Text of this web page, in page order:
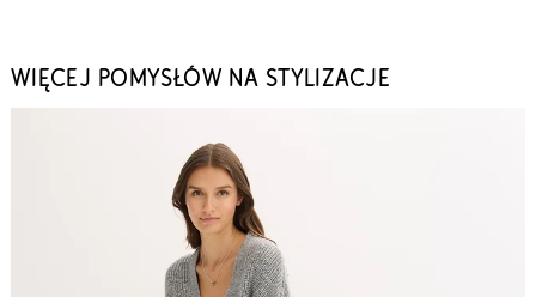
WIĘCEJ POMYSŁÓW NA STYLIZACJE